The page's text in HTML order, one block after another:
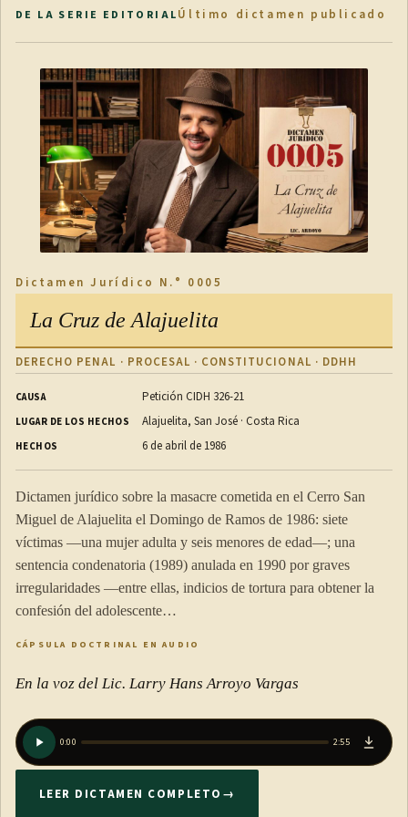
talleres sobre educación para la paz y la no violencia en
Igualmente, se podrán programar campañas educativas y
preventivas tendientes a evitar los actos de violencia, racismo
o cualquier forma de discriminación contraria a la dignidad
humana en recintos deportivos, a través de la prensa, radio,
televisión, así como en escuelas, colegios, centros educativos
y demás centros de enseñanza
(Así reformado por el artículo 7° de la Ley contra la
agosto del 2020)
CAPÍTULO V
CONTROL AL INGRESO DE LOS RECINTOS
DEPORTIVOS
ARTÍCULO 11
El ingreso a todo recinto deportivo de concurrencia pública
será irrestricto y libre, salvo para aquellas personas con
prohibición de concurrencia a recintos deportivos.
concurrencia se realizará por medio de la consulta al Sistema
(Sised), mediante un padrón fotográfico que estará en manos
de los miembros de seguridad encargados de la admisión a
DE LA SERIE EDITORIALÚltimo dictamen publicado
Dictamen Jurídico N.° 0005
La Cruz de Alajuelita
DERECHO PENAL · PROCESAL · CONSTITUCIONAL · DDHH
CAUSA Petición CIDH 326-21
LUGAR DE LOS HECHOS Alajuelita, San José · Costa Rica
HECHOS 6 de abril de 1986
Dictamen jurídico sobre la masacre cometida en el Cerro San
Miguel de Alajuelita el Domingo de Ramos de 1986: siete
víctimas —una mujer adulta y seis menores de edad—; una
sentencia condenatoria (1989) anulada en 1990 por graves
irregularidades —entre ellas, indicios de tortura para obtener la
confesión del adolescente…
CÁPSULA DOCTRINAL EN AUDIO
En la voz del Lic. Larry Hans Arroyo Vargas
0:00 2:55
LEER DICTAMEN COMPLETO →